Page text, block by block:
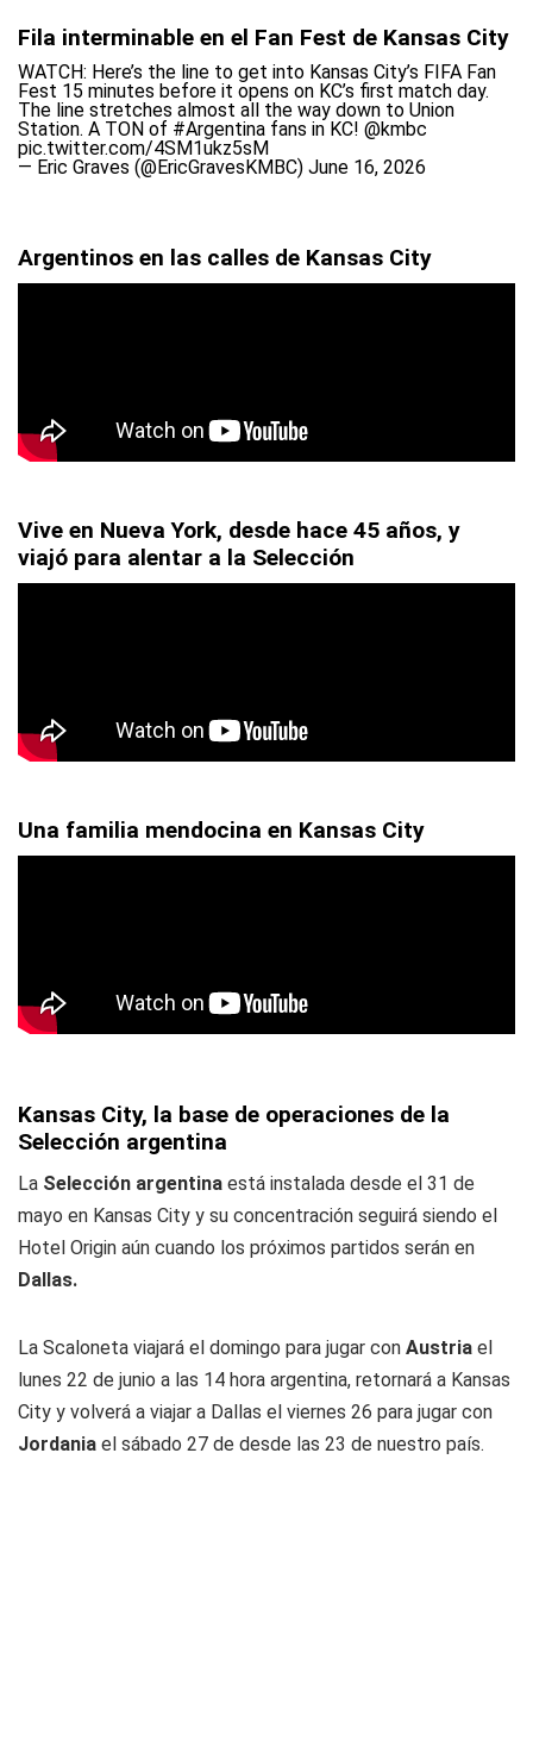
Fila interminable en el Fan Fest de Kansas City
WATCH: Here’s the line to get into Kansas City’s FIFA Fan
Fest 15 minutes before it opens on KC’s first match day.
The line stretches almost all the way down to Union
Station. A TON of #Argentina fans in KC! @kmbc
pic.twitter.com/4SM1ukz5sM
— Eric Graves (@EricGravesKMBC) June 16, 2026
Argentinos en las calles de Kansas City
Vive en Nueva York, desde hace 45 años, y
viajó para alentar a la Selección
Una familia mendocina en Kansas City
Kansas City, la base de operaciones de la
Selección argentina
La Selección argentina está instalada desde el 31 de
mayo en Kansas City y su concentración seguirá siendo el
Hotel Origin aún cuando los próximos partidos serán en
Dallas.
La Scaloneta viajará el domingo para jugar con Austria el
lunes 22 de junio a las 14 hora argentina, retornará a Kansas
City y volverá a viajar a Dallas el viernes 26 para jugar con
Jordania el sábado 27 de desde las 23 de nuestro país.